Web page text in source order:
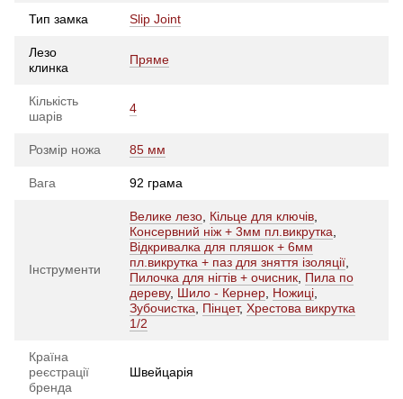
Тип замка Slip Joint
Лезо
клинка
Пряме
Кількість
шарів
4
Розмір ножа 85 мм
Вага 92 грама
Інструменти
Велике лезо Кільце для ключів
Консервний ніж + 3мм пл.викрутка
Відкривалка для пляшок + 6мм
пл.викрутка + паз для зняття ізоляції
Пилочка для нігтів + очисник Пила по
дереву, Шило - Кернер Ножиці
Зубочистка
Пінцет, Хрестова викрутка
1/2
Країна
реєстрації
бренда
Швейцарія